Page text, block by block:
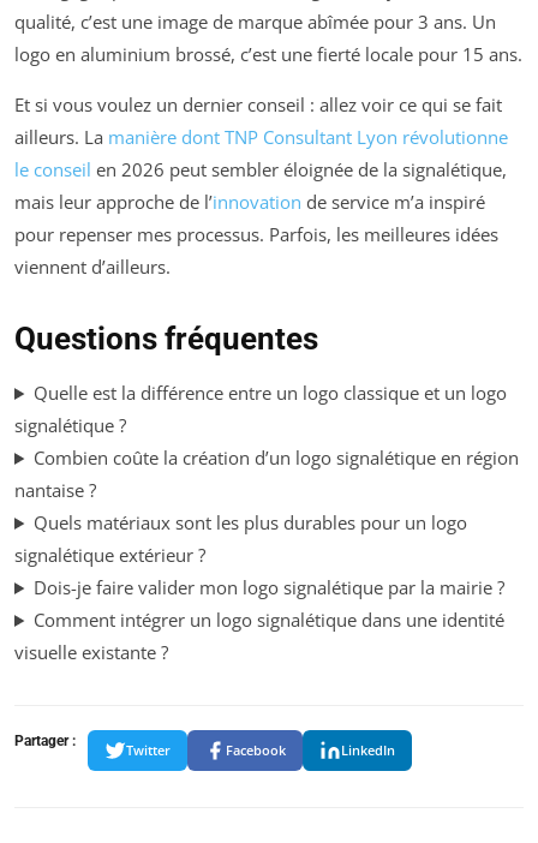
qualité, c’est une image de marque abîmée pour 3 ans. Un
logo en aluminium brossé, c’est une fierté locale pour 15 ans.
Et si vous voulez un dernier conseil : allez voir ce qui se fait
ailleurs. La manière dont TNP Consultant Lyon révolutionne
le conseil en 2026 peut sembler éloignée de la signalétique,
mais leur approche de l’innovation de service m’a inspiré
pour repenser mes processus. Parfois, les meilleures idées
viennent d’ailleurs.
Questions fréquentes
Quelle est la différence entre un logo classique et un logo
signalétique ?
Combien coûte la création d’un logo signalétique en région
nantaise ?
Quels matériaux sont les plus durables pour un logo
signalétique extérieur ?
Dois-je faire valider mon logo signalétique par la mairie ?
Comment intégrer un logo signalétique dans une identité
visuelle existante ?
Partager :
Twitter Facebook LinkedIn